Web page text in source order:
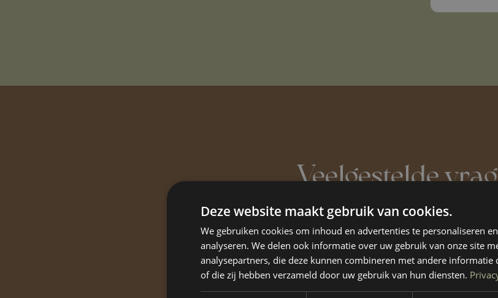
Veelgestelde
veelgestelde vragen ofneem
Het eerste gesprek?
Deze website maakt gebruik van cookies.
We gebruiken cookies om inhoud en advertenties te personaliseren
analyseren. We delen ook informatie over uw gebruik van onze site
analysepartners, die deze kunnen combineren met andere informatie
of die zij hebben verzameld door uw gebruik van hun diensten.